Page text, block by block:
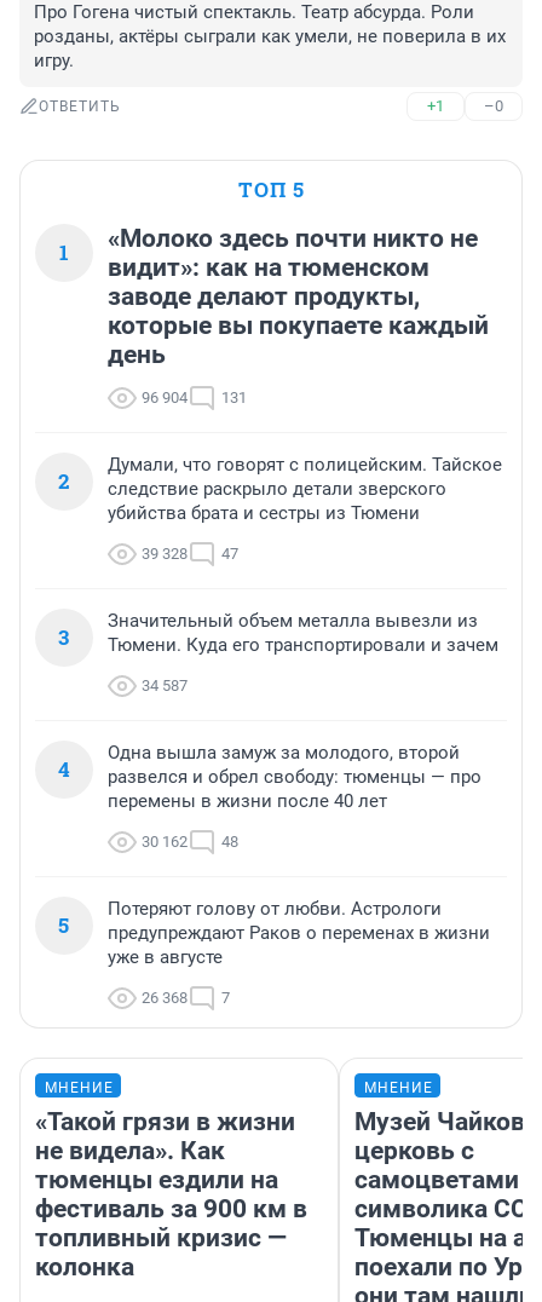
Про Гогена чистый спектакль. Театр абсурда. Роли
розданы, актёры сыграли как умели, не поверила в их
игру.
ОТВЕТИТЬ +1 –0
ТОП 5
1
«Молоко здесь почти никто не
видит»: как на тюменском
заводе делают продукты,
которые вы покупаете каждый
день
96 904 131
2
Думали, что говорят с полицейским. Тайское
следствие раскрыло детали зверского
убийства брата и сестры из Тюмени
39 328 47
3
Значительный объем металла вывезли из
Тюмени. Куда его транспортировали и зачем
34 587
4
Одна вышла замуж за молодого, второй
развелся и обрел свободу: тюменцы — про
перемены в жизни после 40 лет
30 162 48
5
Потеряют голову от любви. Астрологи
предупреждают Раков о переменах в жизни
уже в августе
26 368 7
МНЕНИЕ
«Такой грязи в жизни
не видела». Как
тюменцы ездили на
фестиваль за 900 км в
топливный кризис —
колонка
МНЕНИЕ
Музей
церковь с
самоцветами
символика
Тюменцы на
поехали по
они там нашли